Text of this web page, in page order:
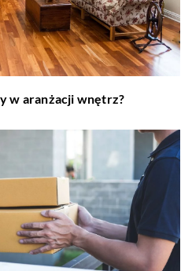
w aranżacji wnętrz?